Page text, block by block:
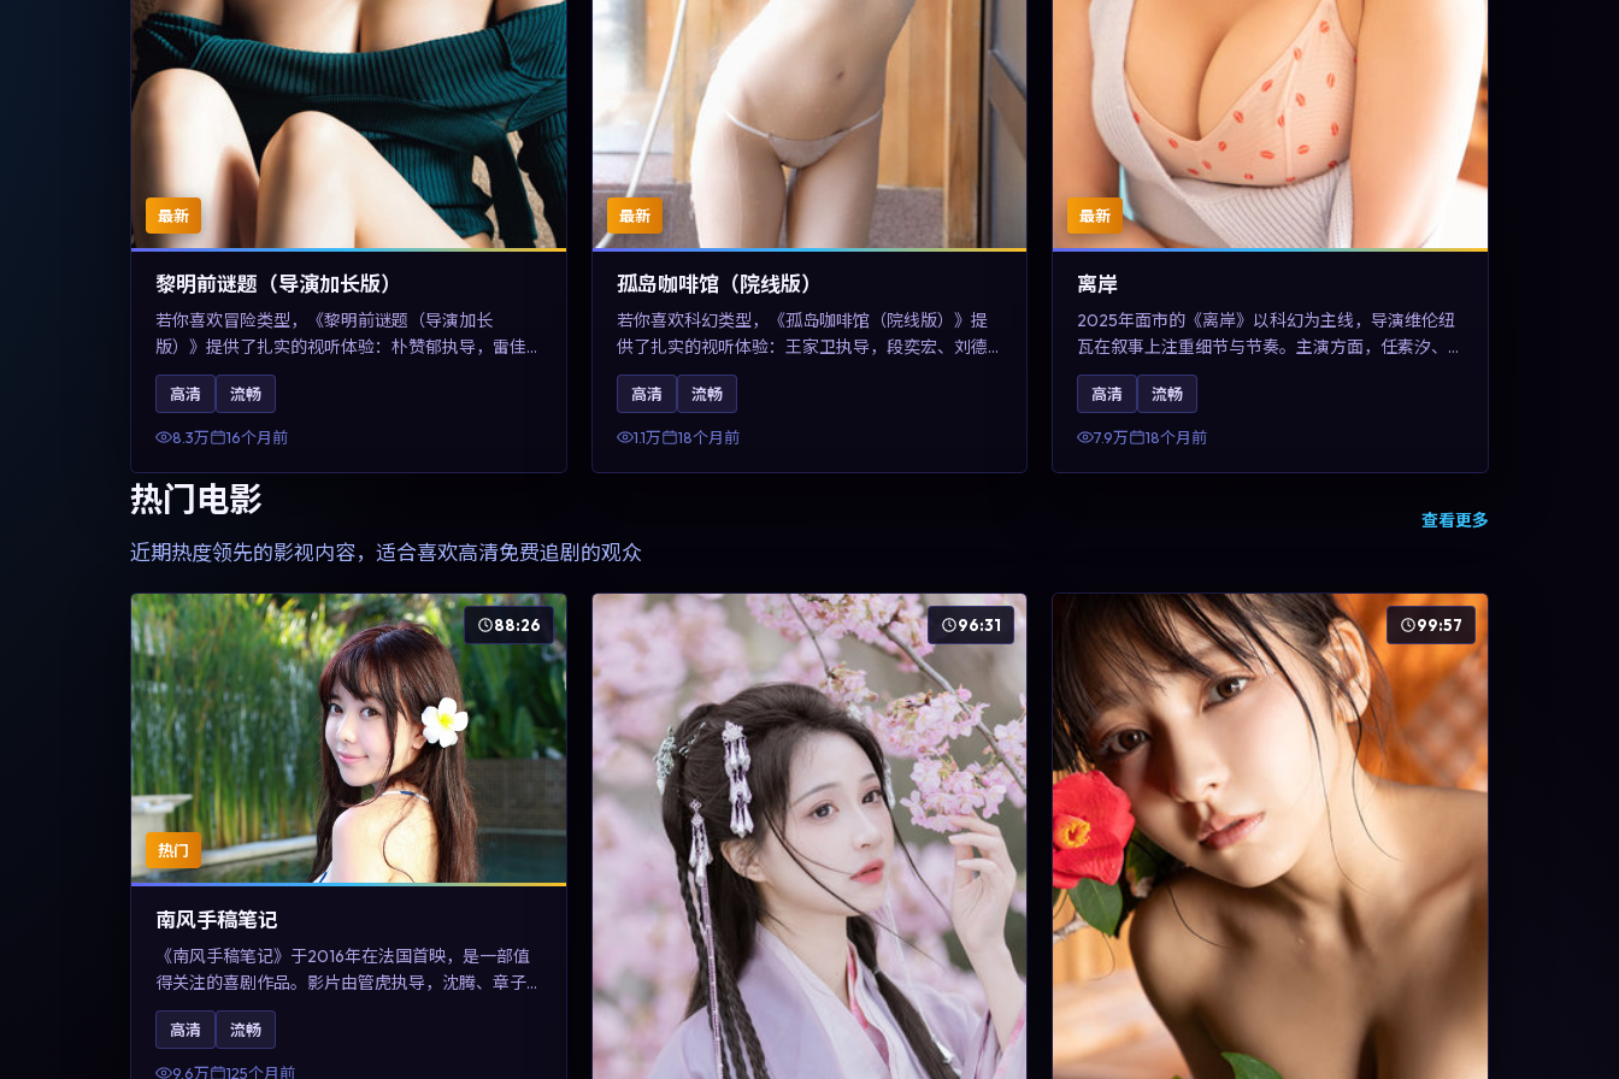
最新
黎明前谜题（导演加长版）
若你喜欢冒险类型，《黎明前谜题（导演加长
版）》提供了扎实的视听体验：朴赞郁执导，雷佳
音、佛罗伦斯·珀与章子怡共同演绎。影片2025年于
美国上映，内容在有限空间内完成高密度的戏剧冲
突，关键词包含高清流畅、人物关系与情节反转，
高清 流畅
8.3万 16个月前
最新
孤岛咖啡馆（院线版）
若你喜欢科幻类型，《孤岛咖啡馆（院线版）》提
供了扎实的视听体验：王家卫执导，段奕宏、刘德
华与任素汐共同演绎。影片2025年于中国台湾上
映，内容用冷峻镜头语言观察城市夜间的孤独，关
键词包含高清流畅、人物关系与情节反转，适合检
高清 流畅
1.1万 18个月前
最新
离岸
2025年面市的《离岸》以科幻为主线，导演维伦纽
瓦在叙事上注重细节与节奏。主演方面，任素汐、
王凯与甄子丹的表演为角色增添层次。故事把东方
美学与类型节奏做本土化融合，可作为德国影视爱
好者的高清观影选择。
高清 流畅
7.9万 18个月前
热门电影
近期热度领先的影视内容，适合喜欢高清免费追剧的观众
查看更多
热门
88:26
南风手稿笔记
《南风手稿笔记》于2016年在法国首映，是一部值
得关注的喜剧作品。影片由管虎执导，沈腾、章子
怡与张震领衔出演。剧情通过回忆与现实交错呈现
记忆的可塑性，整体完成度高，适合希望了解法国
喜剧类型创作的观众在线观看。
高清 流畅
9.6万 125个月前
96:31 99:57